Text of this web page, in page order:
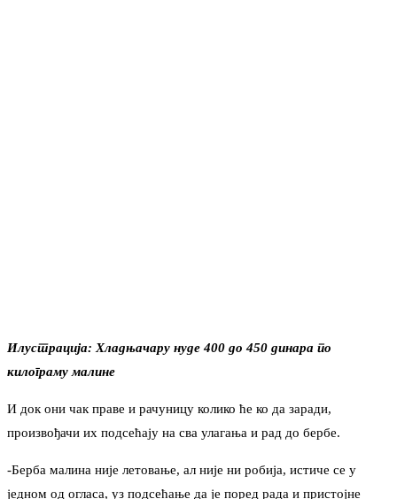
Илустрација: Хладњачару нуде 400 до 450 динара по
килограму малине
И док они чак праве и рачуницу колико ће ко да заради,
произвођачи их подсећају на сва улагања и рад до бербе.
-Берба малина није летовање, ал није ни робија, истиче се у
једном од огласа, уз подсећање да је поред рада и пристојне